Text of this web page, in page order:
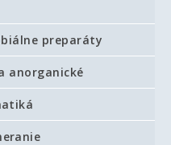
preparáty
anorganické